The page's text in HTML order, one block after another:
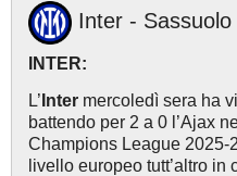
Inter - Sassuolo
INTER:
L’ Inter mercoledì sera ha
battendo per 2 a 0 l’Ajax
Champions League 2025-
livello europeo tutt’altro